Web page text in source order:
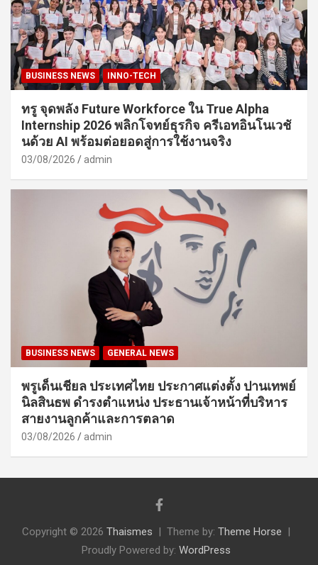
BUSINESS NEWS INNO-TECH
ทรู จุดพลัง Future Workforce ใน True Alpha
Internship 2026 พลิกโจทย์ธุรกิจ ครีเอทอินโนเวชั
นด้วย AI พร้อมต่อยอดสู่การใช้งานจริง
03/08/2026 admin
BUSINESS NEWS GENERAL NEWS
พรูเด็นเชียล ประเทศไทย ประกาศแต่งตั้ง ปานเทพย์
นิลสินธพ ดำรงตำแหน่ง ประธานเจ้าหน้าที่บริหาร
สายงานลูกค้าและการตลาด
03/08/2026 admin
Copyright © 2026 Thaismes Theme by: Theme Horse
Proudly Powered by: WordPress